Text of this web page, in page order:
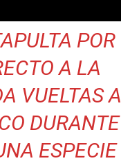
POR
A LA
VUELTAS A
DURANTE
ESPECIE